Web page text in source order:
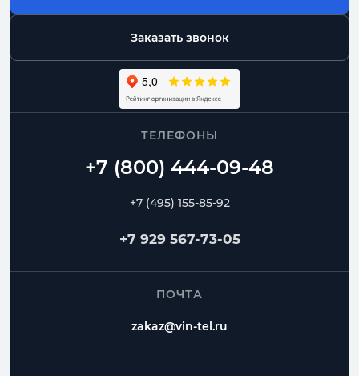
Заказать звонок
ТЕЛЕФОНЫ
+7 (495) 155-85-92
+7 929 567-73-05
ПОЧТА
zakaz@vin-tel.ru